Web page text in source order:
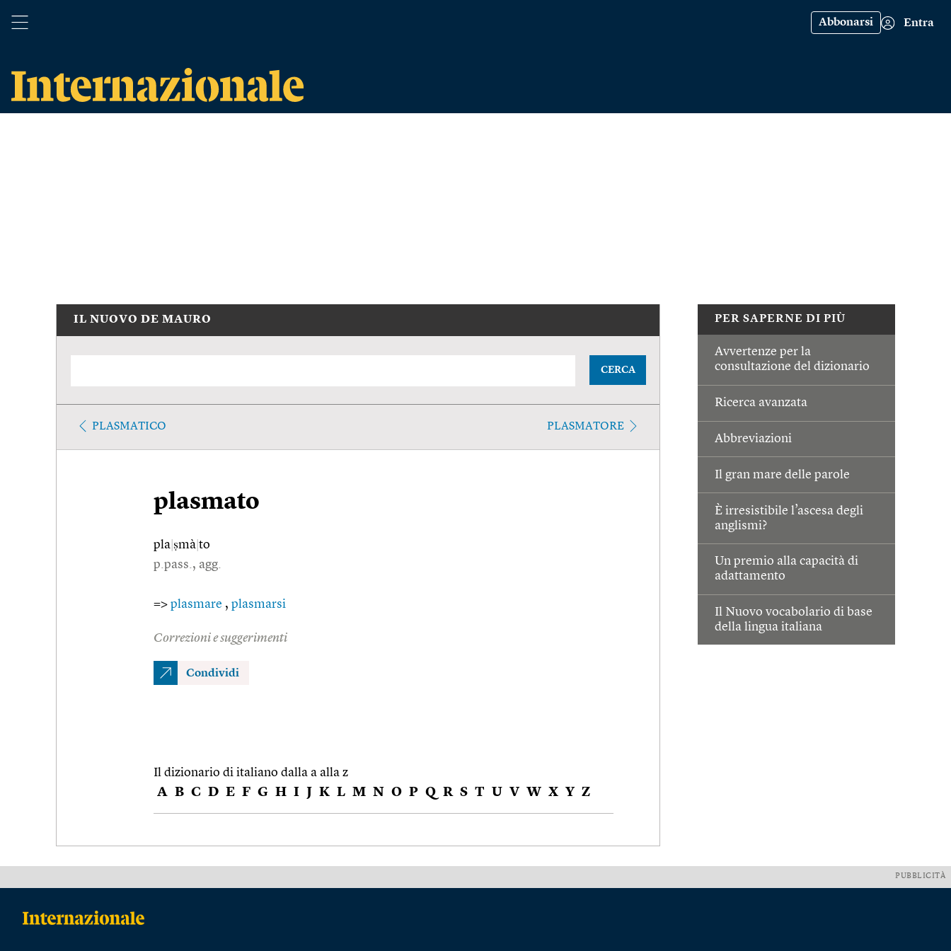
Abbonarsi Entra
PER SAPERNE DI PIÙ
Avvertenze per la
consultazione del dizionario
Ricerca avanzata
Abbreviazioni
Il gran mare delle parole
È irresistibile l’ascesa degli
anglismi?
Un premio alla capacità di
adattamento
Il Nuovo vocabolario di base
della lingua italiana
IL NUOVO DE MAURO
CERCA
PLASMATICO PLASMATORE
plasmato
pla ṣmà to
p.pass., agg.
=> plasmare , plasmarsi
Correzioni e suggerimenti
Condividi
Il dizionario di italiano dalla a alla z
A B C D E F G H I J K L M N O P Q R S T U V W X Y Z
PUBBLICITÀ